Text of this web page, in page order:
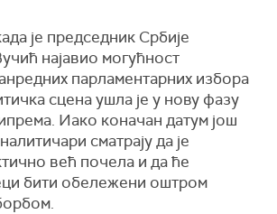
је председник Србије
најавио могућност
парламентарних избора
сцена ушла је у нову фазу
Иако коначан датум још
сматрају да је
већ почела и да ће
бити обележени оштром